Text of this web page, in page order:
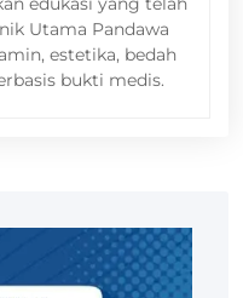
Utama Pandawa
estetika, bedah
bukti medis.